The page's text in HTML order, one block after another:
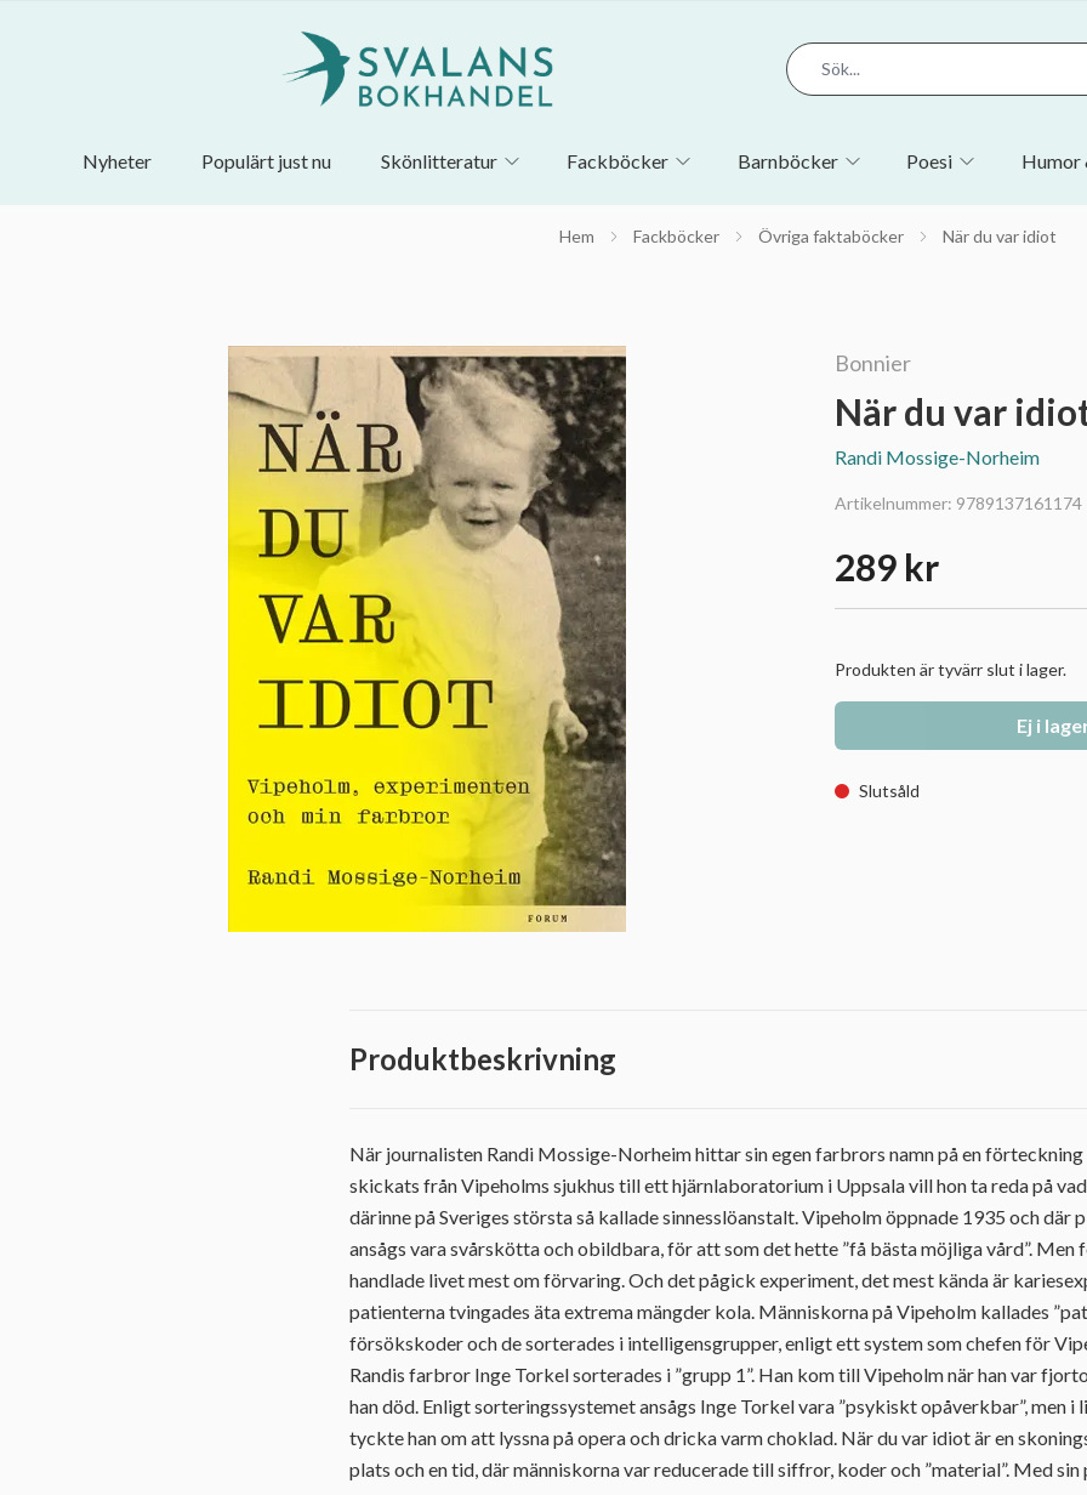
Nyheter Populärt just nu Skönlitteratur Fackböcker Barnböcker Poesi Humor
Hem Fackböcker Övriga faktaböcker När du var idiot
Bonnier
När du var
Randi Mossige-Norheim
Artikelnummer: 9789137161174
289 kr
Produkten är tyvärr slut i lager.
Ej i
Slutsåld
Produktbeskrivning
När journalisten Randi Mossige-Norheim hittar sin egen farbrors namn på en
skickats från Vipeholms sjukhus till ett hjärnlaboratorium i Uppsala vill hon ta reda på
därinne på Sveriges största så kallade sinnesslöanstalt. Vipeholm öppnade 1935 och där
ansågs vara svårskötta och obildbara, för att som det hette ”få bästa möjliga vård”. Men
handlade livet mest om förvaring. Och det pågick experiment, det mest kända är
patienterna tvingades äta extrema mängder kola. Människorna på Vipeholm kallades
försökskoder och de sorterades i intelligensgrupper, enligt ett system som chefen för
Randis farbror Inge Torkel sorterades i ”grupp 1”. Han kom till Vipeholm när han var
han död. Enligt sorteringssystemet ansågs Inge Torkel vara ”psykiskt opåverkbar”, men i
tyckte han om att lyssna på opera och dricka varm choklad. När du var idiot är en
plats och en tid, där människorna var reducerade till siffror, koder och ”material”. Med